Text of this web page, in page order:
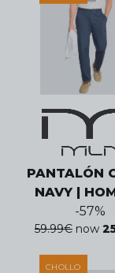
PANTALÓN
NAVY |
-57%
59.99€ now
CHOLLO